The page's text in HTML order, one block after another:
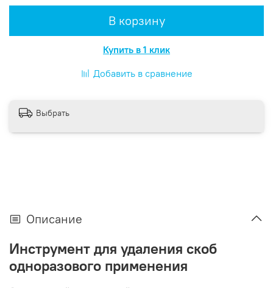
В корзину
Купить в 1 клик
Добавить в сравнение
Выбрать
Описание
Инструмент для удаления скоб
одноразового применения